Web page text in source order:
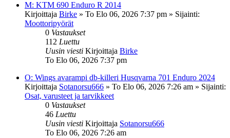
M: KTM 690 Enduro R 2014
Kirjoittaja Birke » To Elo 06, 2026 7:37 pm » Sijainti:
Moottoripyörät
0 Vastaukset
112 Luettu
Uusin viesti Kirjoittaja Birke
To Elo 06, 2026 7:37 pm
O: Wings avarampi db-killeri Husqvarna 701 Enduro 2024
Kirjoittaja Sotanorsu666 » To Elo 06, 2026 7:26 am » Sijainti:
Osat, varusteet ja tarvikkeet
0 Vastaukset
46 Luettu
Uusin viesti Kirjoittaja Sotanorsu666
To Elo 06, 2026 7:26 am